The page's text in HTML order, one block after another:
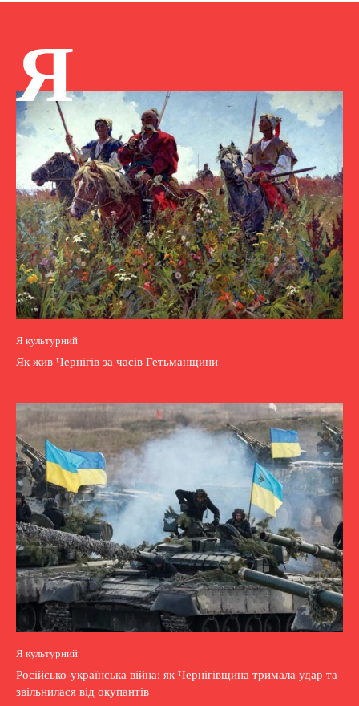
Я
Я культурний
Як жив Чернігів за часів Гетьманщини
Я культурний
Російсько-українська війна: як Чернігівщина тримала удар та
звільнилася від окупантів